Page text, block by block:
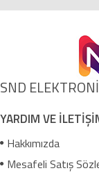
SND
YARDIM VE
Hakkımızda
Mesafeli Satış